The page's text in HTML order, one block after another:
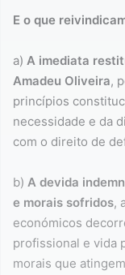
E o que
a) A imediata
Amadeu Oliveira,
princípios
necessidade e da
com o direito de
b) A devida
e morais sofridos,
económicos
profissional e vida
morais que